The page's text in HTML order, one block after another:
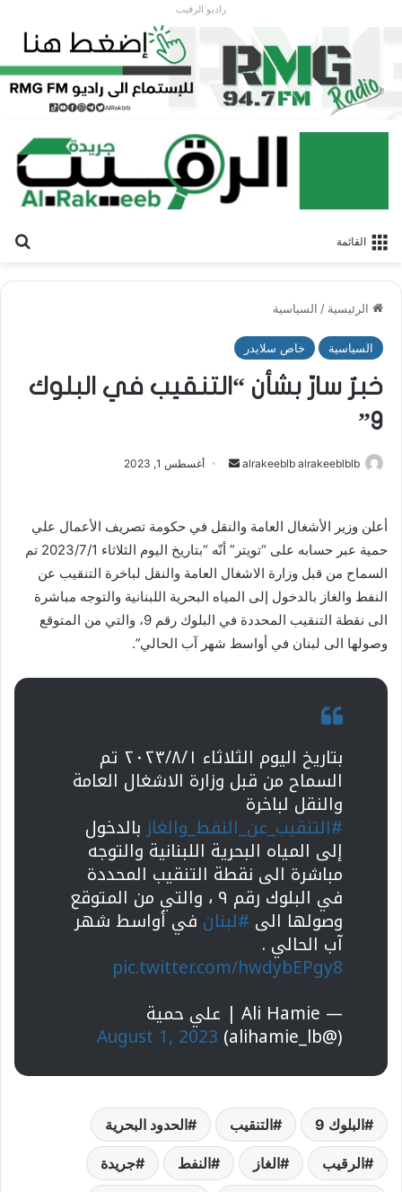
راديو الرقيب
القائمة
الرئيسية / السياسية
السياسية خاص سلايدر
خبرٌ سارّ بشأن “التنقيب في البلوك
9”
alrakeeblb alrakeeblblb
ل
ر
ل
و
ا
أغسطس 1, 2023
أعلن وزير الأشغال العامة والنقل في حكومة تصريف الأعمال علي
حمية عبر حسابه على “تويتر” أنّه “بتاريخ اليوم الثلاثاء 2023/7/1 تم
السماح من قبل وزارة الاشغال العامة والنقل لباخرة التنقيب عن
النفط والغاز بالدخول إلى المياه البحرية اللبنانية والتوجه مباشرة
الى نقطة التنقيب المحددة في البلوك رقم 9، والتي من المتوقع
وصولها الى لبنان في أواسط شهر آب الحالي”.
بتاريخ اليوم الثلاثاء ٢٠٢٣/٨/١ تم
السماح من قبل وزارة الاشغال العامة
والنقل لباخرة
#التنقيب_عن_النفط_والغازبالدخول
إلى المياه البحرية اللبنانية والتوجه
مباشرة الى نقطة التنقيب المحددة
في البلوك رقم ٩ ، والتي من المتوقع
وصولها الى #لبنان في أواسط شهر
آب الحالي .
pic.twitter.com/hwdybEPgy8
— Ali Hamie | علي حمية
(@alihamie_lb)
August 1, 2023
البلوك 9 التنقيب الحدود البحرية
الرقيب الغاز النفط جريدة